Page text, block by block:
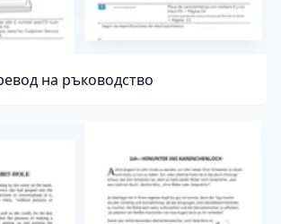
на ръководство